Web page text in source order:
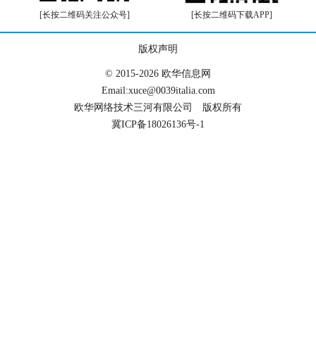
[长按二维码关注公众号] [长按二维码下载APP]
版权声明
© 2015-2026 欧华信息网
Email:xuce@0039italia.com
欧华网络技术三河有限公司 版权所有
冀ICP备18026136号-1